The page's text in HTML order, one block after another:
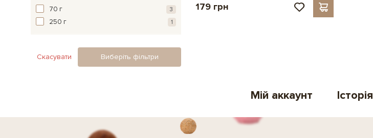
70 г 3
250 г 1
Скасувати Виберіть фільтри
179 грн
Мій аккаунт Історія